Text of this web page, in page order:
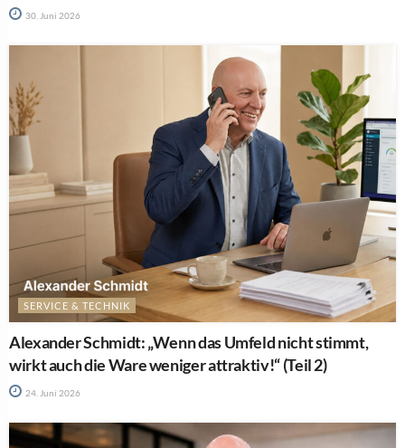
30. Juni 2026
SERVICE & TECHNIK
Alexander Schmidt: „Wenn das Umfeld nicht stimmt,
wirkt auch die Ware weniger attraktiv!“ (Teil 2)
24. Juni 2026